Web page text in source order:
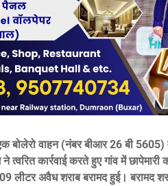
बोलेरो वाहन (नंबर बीआर 26 बी 5605)
कार्रवाई करते हुए गांव में छापेमारी
लीटर अवैध शराब बरामद हुई। बरामद